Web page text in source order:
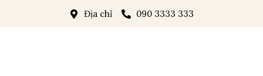
Địa chỉ 090 3333 333